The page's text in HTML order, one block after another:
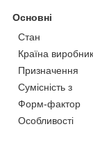
Основні
Стан
Країна виробник
Призначення
Сумісність з
Форм-фактор
Особливості